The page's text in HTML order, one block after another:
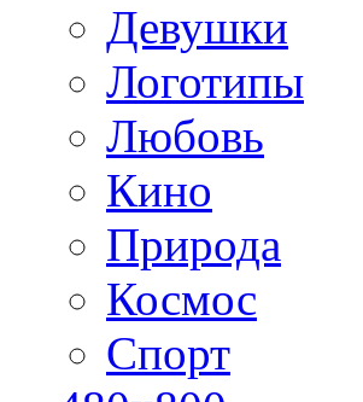
Девушки
Логотипы
Любовь
Кино
Природа
Космос
Спорт